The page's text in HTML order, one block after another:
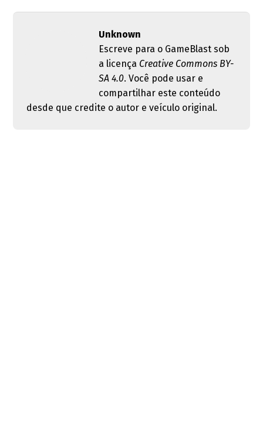
Unknown
Escreve para o GameBlast sob
a licença Creative Commons BY-
SA 4.0. Você pode usar e
compartilhar este conteúdo
desde que credite o autor e veículo original.